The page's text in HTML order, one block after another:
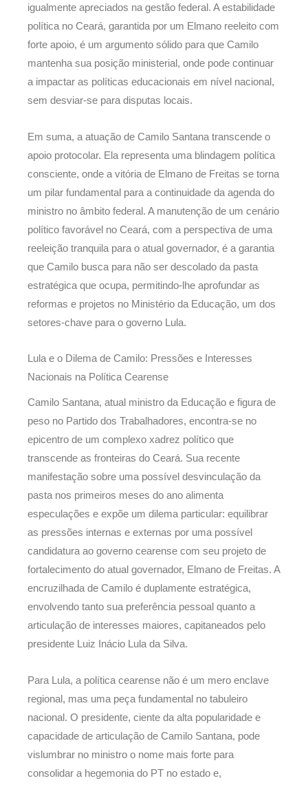
igualmente apreciados na gestão federal. A estabilidade
política no Ceará, garantida por um Elmano reeleito com
forte apoio, é um argumento sólido para que Camilo
mantenha sua posição ministerial, onde pode continuar
a impactar as políticas educacionais em nível nacional,
sem desviar-se para disputas locais.
Em suma, a atuação de Camilo Santana transcende o
apoio protocolar. Ela representa uma blindagem política
consciente, onde a vitória de Elmano de Freitas se torna
um pilar fundamental para a continuidade da agenda do
ministro no âmbito federal. A manutenção de um cenário
político favorável no Ceará, com a perspectiva de uma
reeleição tranquila para o atual governador, é a garantia
que Camilo busca para não ser descolado da pasta
estratégica que ocupa, permitindo-lhe aprofundar as
reformas e projetos no Ministério da Educação, um dos
setores-chave para o governo Lula.
Lula e o Dilema de Camilo: Pressões e Interesses
Nacionais na Política Cearense
Camilo Santana, atual ministro da Educação e figura de
peso no Partido dos Trabalhadores, encontra-se no
epicentro de um complexo xadrez político que
transcende as fronteiras do Ceará. Sua recente
manifestação sobre uma possível desvinculação da
pasta nos primeiros meses do ano alimenta
especulações e expõe um dilema particular: equilibrar
as pressões internas e externas por uma possível
candidatura ao governo cearense com seu projeto de
fortalecimento do atual governador, Elmano de Freitas. A
encruzilhada de Camilo é duplamente estratégica,
envolvendo tanto sua preferência pessoal quanto a
articulação de interesses maiores, capitaneados pelo
presidente Luiz Inácio Lula da Silva.
Para Lula, a política cearense não é um mero enclave
regional, mas uma peça fundamental no tabuleiro
nacional. O presidente, ciente da alta popularidade e
capacidade de articulação de Camilo Santana, pode
vislumbrar no ministro o nome mais forte para
consolidar a hegemonia do PT no estado e,